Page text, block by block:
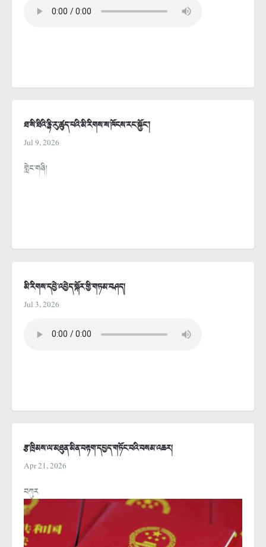
ཐ་སི་ཐིའི་རྙི་རུ་ཚུད་པའི་མི་རིགས་ས་ཁོངས་རང་སྐྱོང་།
Jul 9, 2026
གླེང་གཞི།
མི་རིགས་དབྱེ་འབྱེད་སྐོར་གྱི་གཏམ་བཤད།
Jul 3, 2026
རྩ་ཁྲིམས་ལ་མཐུན་མིན་བརྟག་དཔྱད་གཏོང་བའི་བསམ་འཆར།
Apr 21, 2026
བཀུར